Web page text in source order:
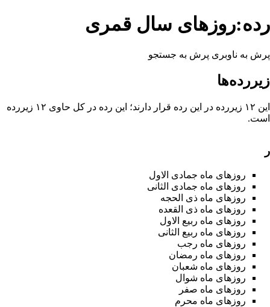
رده:روزهای سال قمری
پرش به ناوبری پرش به جستجو
زیررده‌ها
این ۱۲ زیررده در این رده قرار دارند؛ این رده در کل حاوی ۱۲ زیررده
است.
ر
روزهای ماه جمادی الاول
روزهای ماه جمادی الثانی
روزهای ماه ذی الحجه
روزهای ماه ذی القعده
روزهای ماه ربیع الاول
روزهای ماه ربیع الثانی
روزهای ماه رجب
روزهای ماه رمضان
روزهای ماه شعبان
روزهای ماه شوال
روزهای ماه صفر
روزهای ماه محرم